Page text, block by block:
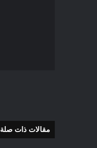
مقالات ذات صلة